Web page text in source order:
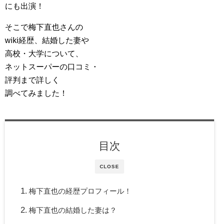
にも出演！
そこで梅下直也さんの
wiki経歴、結婚した妻や
高校・大学について、
ネットスーパーの口コミ・
評判まで詳しく
調べてみました！
CLOSE
目次
梅下直也の経歴プロフィール！
梅下直也の結婚した妻は？